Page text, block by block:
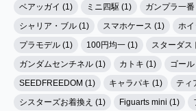
ベアッガイ (1)
ミニ四駆 (1) ガンプラ一
シャリア・ブル (1)
スマホケース (1)
ホ
プラモデル (1)
100円均一 (1)
スターダス
ガンダムセンチネル (1)
カトキ (1)
ゴー
SEEDFREEDOM (1)
キャラパキ (1)
ティ
シスターズお着換え (1)
Figuarts mini (1)